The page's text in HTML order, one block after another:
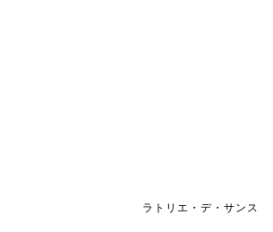
ラトリエ・デ・サンス